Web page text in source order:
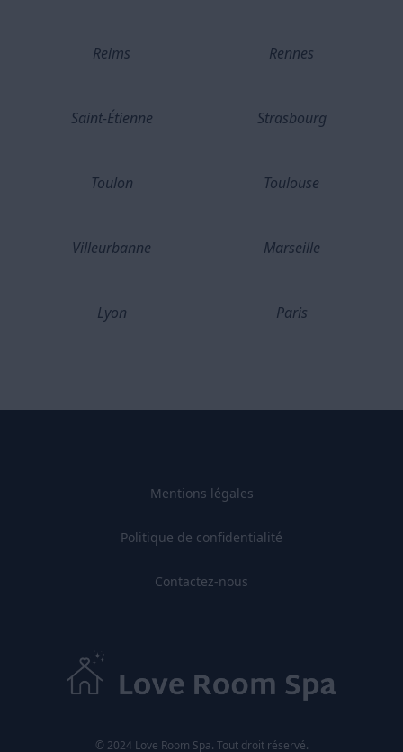
Reims Rennes
Saint-Étienne Strasbourg
Toulon Toulouse
Villeurbanne Marseille
Lyon Paris
Mentions légales
Politique de confidentialité
Contactez-nous
© 2024 Love Room Spa. Tout droit réservé.